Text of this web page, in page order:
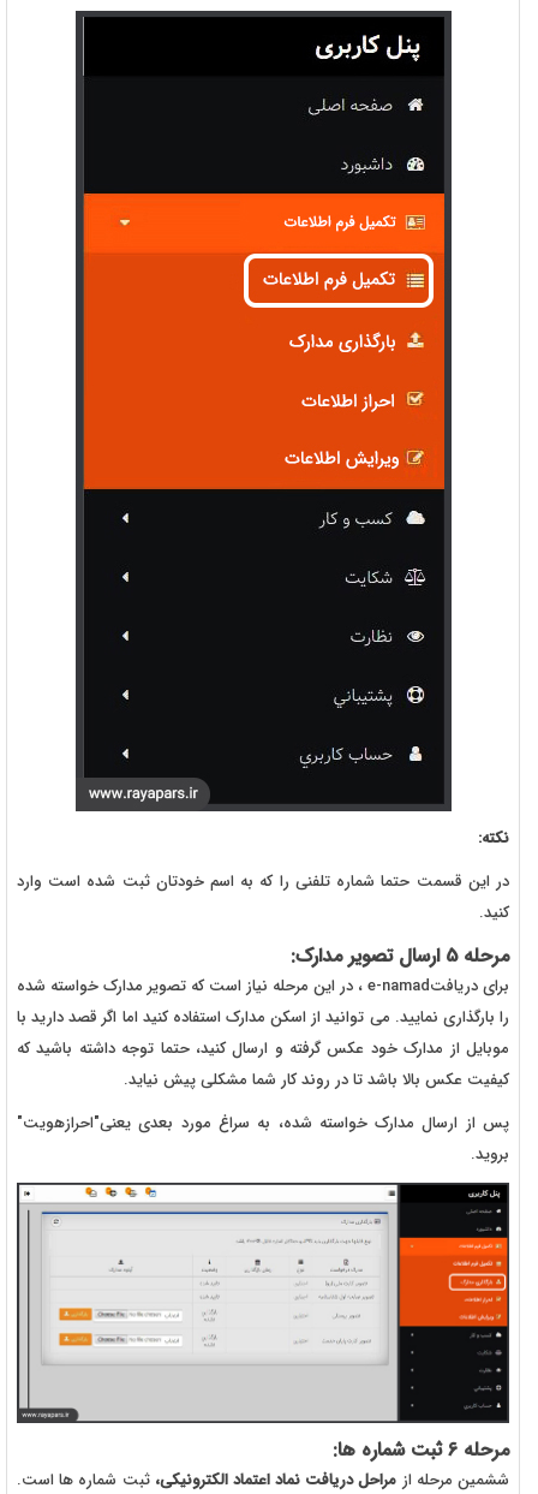
نکته:
در این قسمت حتما شماره تلفنی را که به اسم خودتان ثبت شده است وارد
کنید.
مرحله 5 ارسال تصویر مدارک:
برای دریافتe-namad ، در این مرحله نیاز است که تصویر مدارک خواسته شده
را بارگذاری نمایید. می توانید از اسکن مدارک استفاده کنید اما اگر قصد دارید با
موبایل از مدارک خود عکس گرفته و ارسال کنید، حتما توجه داشته باشید که
کیفیت عکس بالا باشد تا در روند کار شما مشکلی پیش نیاید.
پس از ارسال مدارک خواسته شده، به سراغ مورد بعدی یعنی"احرازهویت"
بروید.
مرحله
ششمین مرحله از مراحل دریافت نماد اعتماد الکترونیکی،ثبت شماره ها است.